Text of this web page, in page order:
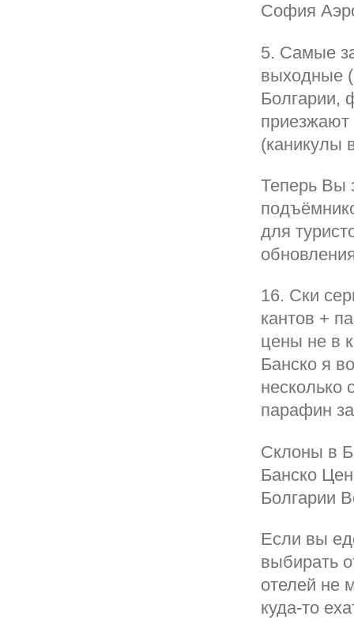
София
5. Самые
выходные
Болгарии,
(каникулы
Теперь Вы
для
16. Ски
кантов +
цены не в
Банско я
несколько
парафин
Склоны в
Банско
Болгарии
Если вы
выбирать
отелей не
куда-то